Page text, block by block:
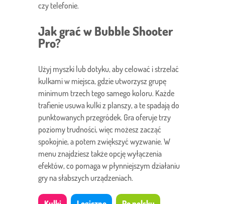
czy telefonie.
Jak grać w Bubble Shooter
Pro?
Użyj myszki lub dotyku, aby celować i strzelać
kulkami w miejsca, gdzie utworzysz grupę
minimum trzech tego samego koloru. Każde
trafienie usuwa kulki z planszy, a te spadają do
punktowanych przegródek. Gra oferuje trzy
poziomy trudności, więc możesz zacząć
spokojnie, a potem zwiększyć wyzwanie. W
menu znajdziesz także opcję wyłączenia
efektów, co pomaga w płynniejszym działaniu
gry na słabszych urządzeniach.